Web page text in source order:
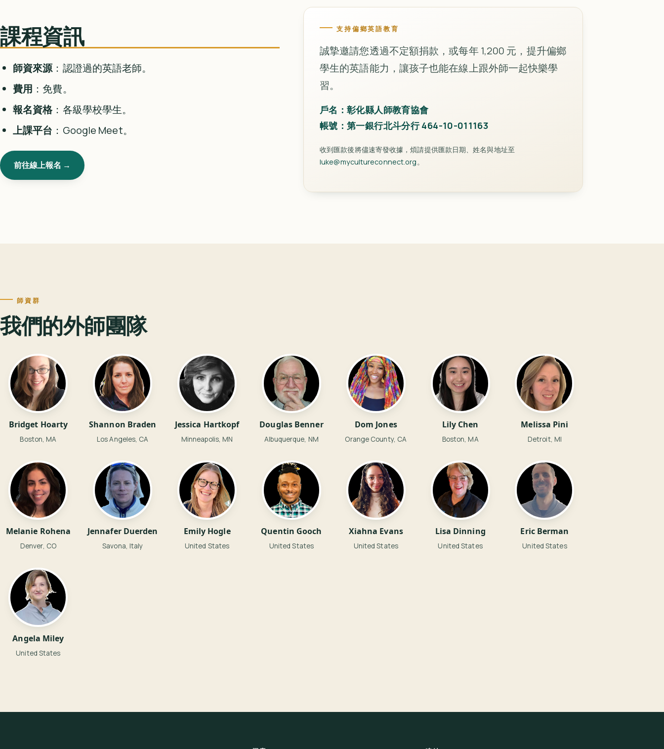
課程資訊
師資來源：認證過的英語老師。
費用 ：免費。
報名資格：各級學校學生。
上課平台 ：Google Meet。
前往線上報名 →
支持偏鄉英語教育
誠摯邀請您透過不定額捐款，或每年 1,200 元，提升偏鄉
學生的英語能力，讓孩子也能在線上跟外師一起快樂學
習。
戶名：彰化縣人師教育協會
帳號：第一銀行北斗分行 464-10-011163
收到匯款後將儘速寄發收據，煩請提供匯款日期、姓名與地址至
luke@mycultureconnect.org。
師資群
我們的外師團隊
Bridget Hoarty
Boston, MA
Shannon Braden
Los Angeles, CA
Jessica Hartkopf
Minneapolis, MN
Douglas Benner
Albuquerque, NM
Dom Jones
Orange County, CA
Lily Chen
Boston, MA
Melissa Pini
Detroit, MI
Melanie Rohena
Denver, CO
Jennafer Duerden
Savona, Italy
Emily Hogle
United States
Quentin Gooch
United States
Xiahna Evans
United States
Lisa Dinning
United States
Eric Berman
United States
Angela Miley
United States